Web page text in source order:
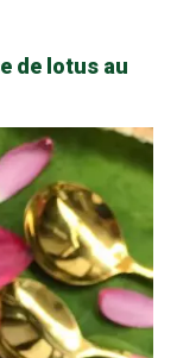
de lotus au